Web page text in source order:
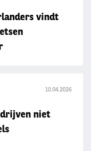
vindt
10.04.2026
niet